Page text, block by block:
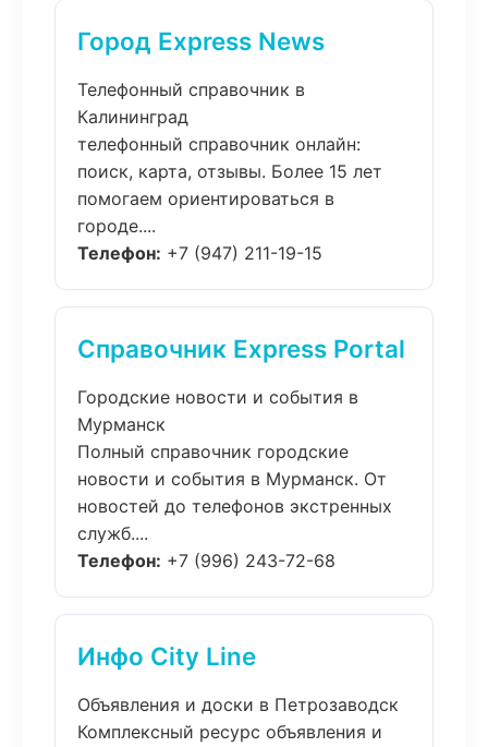
Город Express News
Телефонный справочник в
Калининград
телефонный справочник онлайн:
поиск, карта, отзывы. Более 15 лет
помогаем ориентироваться в
городе....
Телефон: +7 (947) 211-19-15
Справочник Express Portal
Городские новости и события в
Мурманск
Полный справочник городские
новости и события в Мурманск. От
новостей до телефонов экстренных
служб....
Телефон: +7 (996) 243-72-68
Инфо City Line
Объявления и доски в Петрозаводск
Комплексный ресурс объявления и